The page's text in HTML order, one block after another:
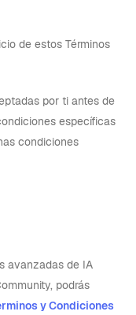
de estos Términos
por ti antes de
específicas
condiciones
avanzadas de IA
podrás
y Condiciones